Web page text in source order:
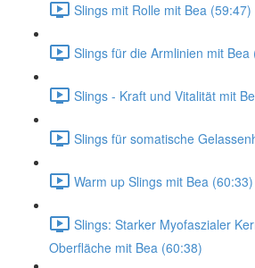
Slings mit Rolle mit Bea (59:47)
Slings für die Armlinien mit Bea
Slings - Kraft und Vitalität mit
Slings für somatische
Warm up Slings mit Bea (60:33)
Slings: Starker Myofaszialer
Oberfläche mit Bea (60:38)